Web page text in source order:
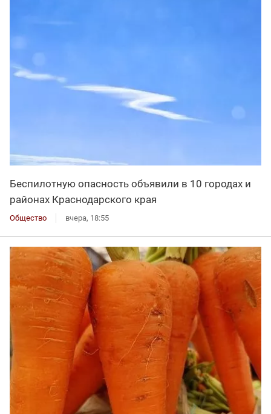
Беспилотную опасность объявили в 10 городах и
районах Краснодарского края
Общество вчера, 18:55